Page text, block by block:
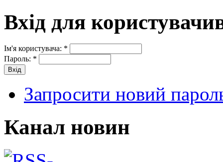
Вхід для
Ім'я користувача: *
Пароль: *
Запросити новий
Канал новин